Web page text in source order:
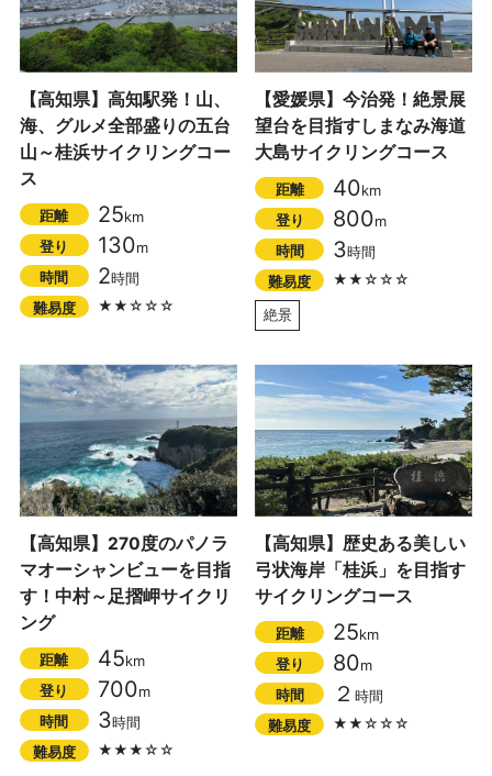
【高知県】高知駅発！山、
海、グルメ全部盛りの五台
山～桂浜サイクリングコー
ス
距離 25km
登り
130m
時間
2時間
難易度
★★☆☆☆
【愛媛県】今治発！絶景展
望台を目指すしまなみ海道
大島サイクリングコース
距離 40km
登り
800m
時間
3時間
難易度
★★☆☆☆
絶景
【高知県】270度のパノラ
マオーシャンビューを目指
す！中村～足摺岬サイクリ
ング
距離 45km
登り
700m
時間
3時間
難易度
★★★☆☆
【高知県】歴史ある美しい
弓状海岸「桂浜」を目指す
サイクリングコース
距離 25km
登り
80m
時間
２時間
難易度
★★☆☆☆